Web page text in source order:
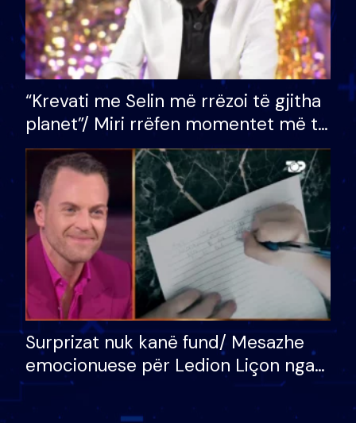
“Krevati me Selin më rrëzoi të gjitha
planet”/ Miri rrëfen momentet më të
bukura në shtëpinë e BB VIP: Do më
mungojë zilja e mëngjesit kur…
Surprizat nuk kanë fund/ Mesazhe
emocionuese për Ledion Liçon nga
nëna dhe fëmijët e tij, moderatori
nuk i mban dot lotët: Nuk meritoj…